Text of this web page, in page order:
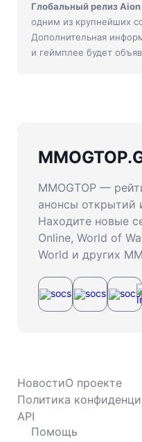
Глобальный релиз
одним из крупнейших
Дополнительная
и геймплее будет
MMOGTOP —
анонсы открытий
Находите новые
Online, World of
World и других
НовостиО проекте
Политика
API
Помощь